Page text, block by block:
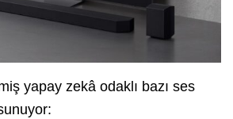
yapay zekâ odaklı bazı ses